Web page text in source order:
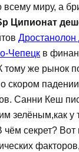
всему миру, а
Ципионат
Чепецк в
тому же рынок
скором
Санни Кеш
зелёным,как
секрет?